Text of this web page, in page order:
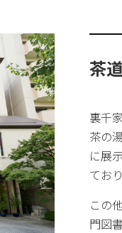
茶
裏千
茶の
に展
てお
この
門図